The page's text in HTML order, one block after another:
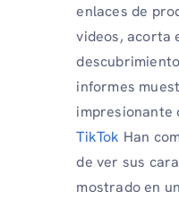
enlaces de
videos, acorta
informes
impresionante
TikTok Han
de ver sus
mostrado en